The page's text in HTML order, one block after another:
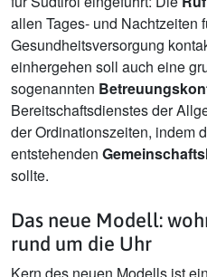
allen Tages- und Nachtzeiten
Gesundheitsversorgung
einhergehen soll auch eine
sogenannten
Bereitschaftsdienstes der
der Ordinationszeiten, indem
entstehenden
sollte.
Das neue Modell:
rund um die Uhr